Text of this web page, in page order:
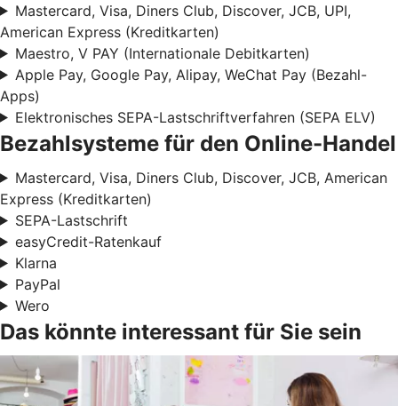
Mastercard, Visa, Diners Club, Discover, JCB, UPI,
American Express (Kreditkarten)
Maestro, V PAY (Internationale Debitkarten)
Apple Pay, Google Pay, Alipay, WeChat Pay (Bezahl-
Apps)
Elektronisches SEPA-Lastschriftverfahren (SEPA ELV)
Bezahlsysteme für den Online-Handel
Mastercard, Visa, Diners Club, Discover, JCB, American
Express (Kreditkarten)
SEPA-Lastschrift
easyCredit-Ratenkauf
Klarna
PayPal
Wero
Das könnte interessant für Sie sein